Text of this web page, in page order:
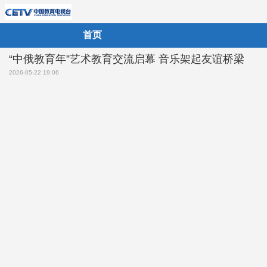
首页
“中俄教育年”艺术教育交流启幕 音乐架起友谊桥梁
2026-05-22 19:06